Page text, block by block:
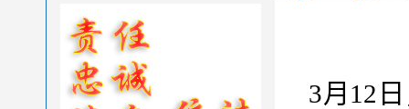
3月12